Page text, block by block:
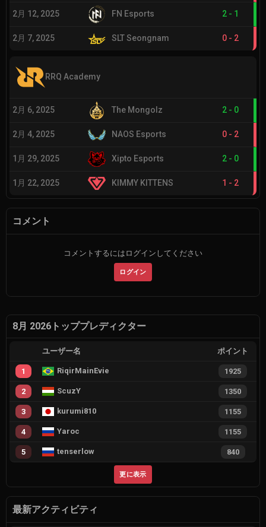
2月 12, 2025 FN Esports 2 - 1
2月 7, 2025 SLT Seongnam 0 - 2
RRQ Academy
2月 6, 2025 The Mongolz 2 - 0
2月 4, 2025 NAOS Esports 0 - 2
1月 29, 2025 Xipto Esports 2 - 0
1月 22, 2025 KIMMY KITTENS 1 - 2
コメント
コメントするにはログインしてください
ログイン
8月 2026トッププレディクター
ユーザー名 ポイント
1 RiqirMainEvie 1925
2 ScuzY 1350
3 kurumi810 1155
4 Yaroc 1155
5 tenserlow 840
更に表示
最新アクティビティ